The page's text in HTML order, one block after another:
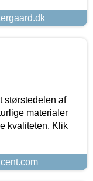
størstedelen af
materialer
kvaliteten. Klik